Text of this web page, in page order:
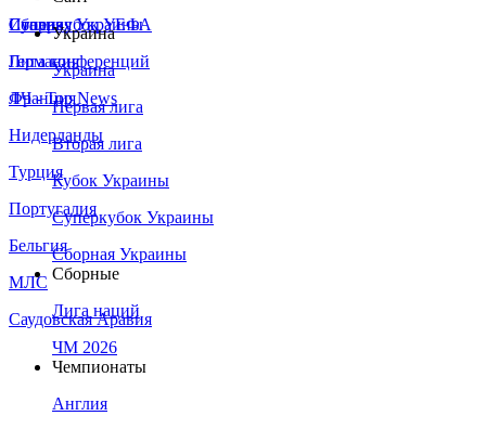
Сборная Украины
Италия
Германия
Франция
Нидерланды
Турция
Португалия
Бельгия
МЛС
Саудовская Аравия
Суперкубок УЕФА
Лига конференций
ЛЧ - Top News
Украина
Украина
Первая лига
Вторая лига
Кубок Украины
Суперкубок Украины
Сборная Украины
Сборные
Лига наций
ЧМ 2026
Чемпионаты
Англия